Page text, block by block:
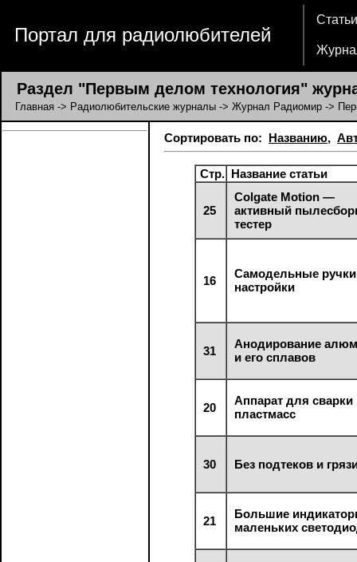
Портал для радиолюбителей
Статьи
Раздел "Первым делом технология"
Главная -> Радиолюбительские журналы -> Журнал Радиомир ->
Сортировать по: Названию,
Стр. Название статьи
25
Colgate Motion —
активный
тестер
16
Cамодельные ручки
настройки
31
Анодирование
и его сплавов
20
Аппарат для сварки
пластмасс
30 Без подтеков и
21
Большие
маленьких